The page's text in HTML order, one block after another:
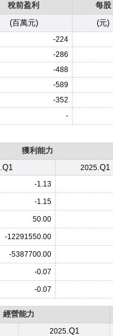
稅前盈利 每股
(百萬元) (元)
-224
-286
-488
-589
-352
-
獲利能力
.Q1 2025.Q1
-1.13
-1.15
50.00
-12291550.00
-5387700.00
-0.07
-0.07
經營能力
2025.Q1